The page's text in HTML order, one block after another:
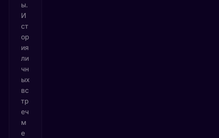
ы.
И
ст
ор
ия
ли
чн
ых
вс
тр
еч
м
е